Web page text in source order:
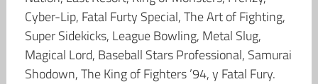
Cyber-Lip, Fatal Furty Special, The Art of Fighting,
Super Sidekicks, League Bowling, Metal Slug,
Magical Lord, Baseball Stars Professional, Samurai
Shodown, The King of Fighters ’94, y Fatal Fury.